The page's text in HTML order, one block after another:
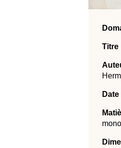
Titre
Date